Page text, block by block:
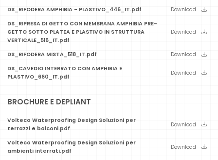
DS_RIFODERA AMPHIBIA - PLASTIVO_446_IT.pdf
Download
DS_RIPRESA DI GETTO CON MEMBRANA AMPHIBIA PRE-
GETTO SOTTO PLATEA E PLASTIVO IN STRUTTURA
VERTICALE_516_IT.pdf
Download
DS_RIFODERA MISTA_518_IT.pdf
Download
DS_CAVEDIO INTERRATO CON AMPHIBIA E
PLASTIVO_660_IT.pdf
Download
BROCHURE E DEPLIANT
Volteco Waterproofing Design Soluzioni per
terrazzi e balconi.pdf
Download
Volteco Waterproofing Design Soluzioni per
ambienti interrati.pdf
Download